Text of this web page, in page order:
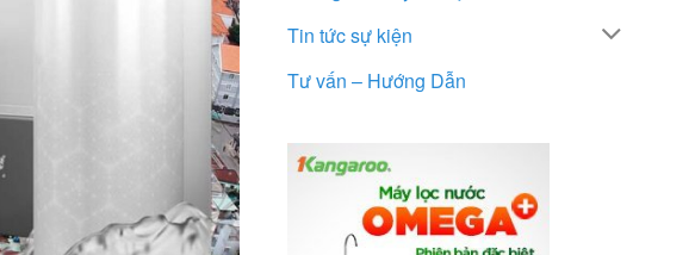
Tin tức sự kiện
Tư vấn – Hướng Dẫn